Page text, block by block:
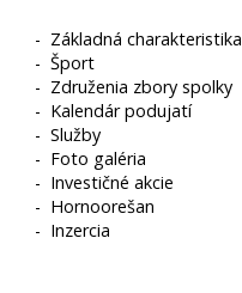
- Základná charakteristika
-Šport
- Združenia zbory spolky
- Kalendár podujatí
-Služby
- Foto galéria
- Investičné akcie
- Hornoorešan
- Inzercia